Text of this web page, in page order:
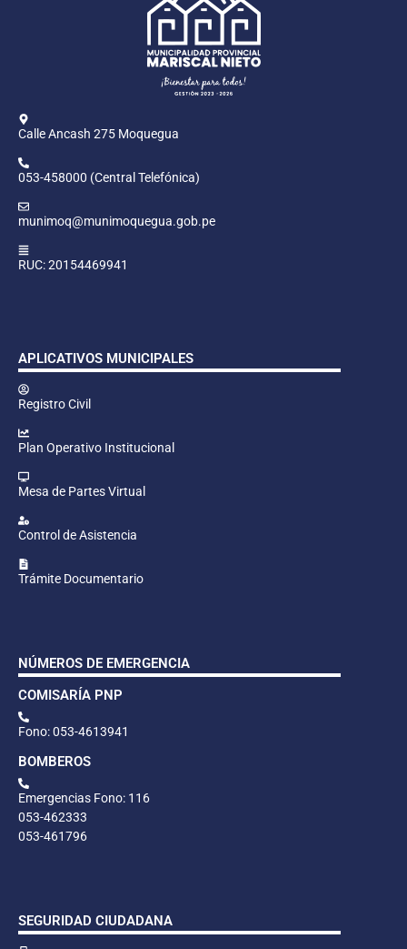
Calle Ancash 275 Moquegua
053-458000 (Central Telefónica)
munimoq@munimoquegua.gob.pe
RUC: 20154469941
APLICATIVOS MUNICIPALES
Registro Civil
Plan Operativo Institucional
Mesa de Partes Virtual
Control de Asistencia
Trámite Documentario
NÚMEROS DE EMERGENCIA
COMISARÍA PNP
Fono: 053-4613941
BOMBEROS
Emergencias Fono: 116
053-462333
053-461796
SEGURIDAD CIUDADANA